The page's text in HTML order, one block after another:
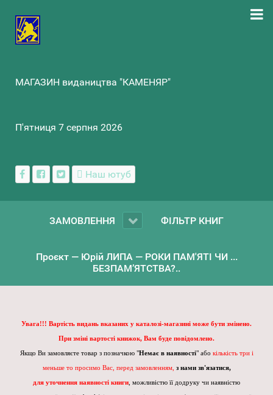
МАГАЗИН видаництва "КАМЕНЯР"
П'ятниця 7 серпня 2026
Наш ютуб
ЗАМОВЛЕННЯ ФІЛЬТР КНИГ
Проєкт — Юрій ЛИПА — РОКИ ПАМ'ЯТІ ЧИ ...
БЕЗПАМ’ЯТСТВА?..
Увага!!! Вартість видань вказаних у каталозі-магазині може бути змінено.
При зміні вартості книжок, Вам буде повідомлено.
Якщо Ви замовляєте товар з позначкою "Немає в наявності" або кількість три і
меньше то просимо Вас, перед замовленням, з нами зв'язатися,
для уточнення наявності книги , можливістю її додруку чи наявністю